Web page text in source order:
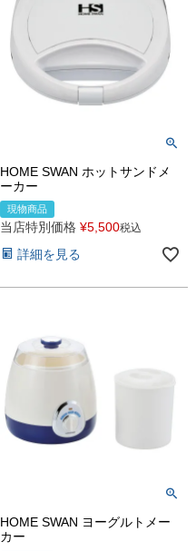
HOME SWAN ホットサンドメ
ーカー
現物商品
当店特別価格 ¥5,500税込
詳細を見る
HOME SWAN ヨーグルトメー
カー